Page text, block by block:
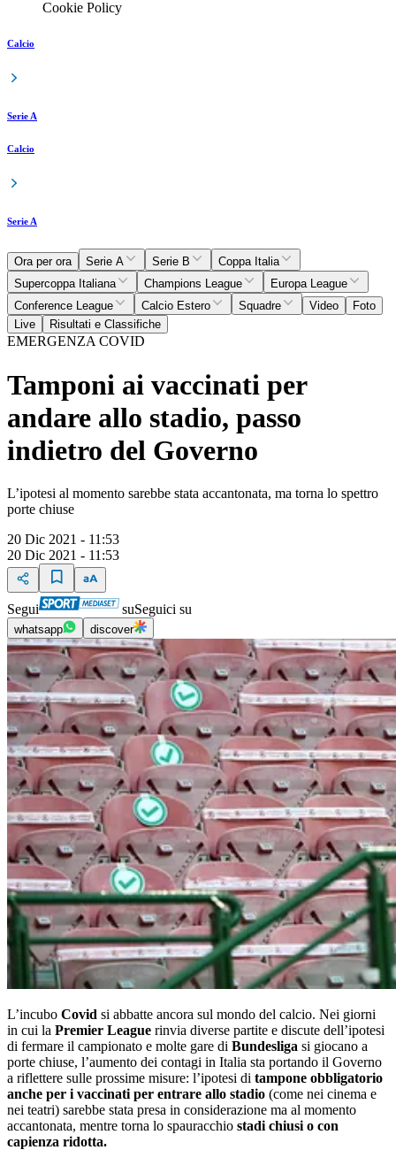
Cookie Policy
Calcio
Serie A
Calcio
Serie A
Ora per ora Serie A Serie B
Coppa Italia
Supercoppa Italiana
Champions League
Europa League
Conference League
Calcio Estero Squadre Video
Foto
Live
Risultati e Classifiche
EMERGENZA COVID
Tamponi ai vaccinati per
andare allo stadio, passo
indietro del Governo
L’ipotesi al momento sarebbe stata accantonata, ma torna lo spettro
porte chiuse
20 Dic 2021 - 11:53
20 Dic 2021 - 11:53
Segui suSeguici su
whatsapp discover
L’incubo Covid si abbatte ancora sul mondo del calcio. Nei giorni
in cui la Premier League rinvia diverse partite e discute dell’ipotesi
di fermare il campionato e molte gare di Bundesliga si giocano a
porte chiuse, l’aumento dei contagi in Italia sta portando il Governo
a riflettere sulle prossime misure: l’ipotesi di tampone obbligatorio
anche per i vaccinati per entrare allo stadio (come nei cinema e
nei teatri) sarebbe stata presa in considerazione ma al momento
accantonata, mentre torna lo spauracchio stadi chiusi o con
capienza ridotta.